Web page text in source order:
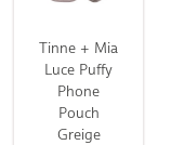
Tinne + Mia
Luce Puffy
Phone
Pouch
Greige